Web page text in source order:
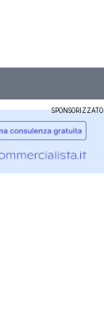
SPONSORIZZATO